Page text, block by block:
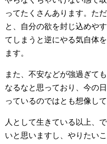
ってたくさんあります。た
と、自分の欲を封じ込めや
てしまうと逆にやる気自体
ます。
また、不安などが強過ぎて
なるなと思っており、今の
っているのではとも想像して
人として生きている以上、
いと思いますし、やりたい